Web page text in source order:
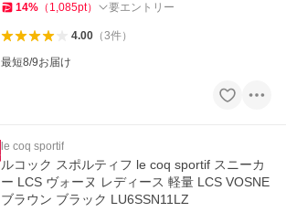
14% （ 1,085pt） 要エントリー
4.00（3件）
最短8/9お届け
le coq sportif
ルコック スポルティフ le coq sportif スニーカ
ー LCS ヴォーヌ レディース 軽量 LCS VOSNE
ブラウン ブラック LU6SSN11LZ